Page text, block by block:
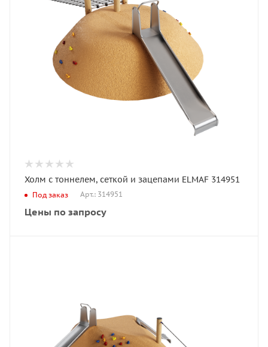
Холм с тоннелем, сеткой и зацепами ELMAF 314951
Под заказ Арт.: 314951
Цены по запросу